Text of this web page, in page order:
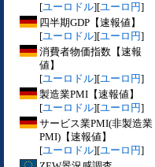
[ユーロドル][ユーロ円]
四半期GDP【速報値】
[ユーロドル][ユーロ円]
消費者物価指数【速報
値】
[ユーロドル][ユーロ円]
製造業PMI【速報値】
[ユーロドル][ユーロ円]
サービス業PMI(非製造業
PMI)【速報値】
[ユーロドル][ユーロ円]